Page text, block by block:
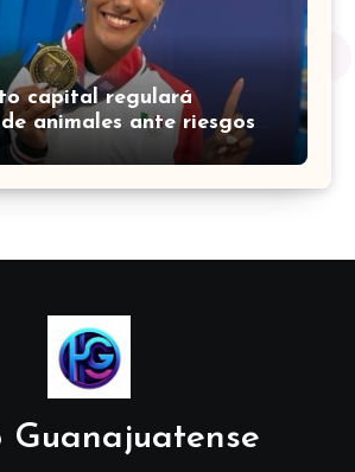
capital regulará
animales ante riesgos
pública
Guanajuatense